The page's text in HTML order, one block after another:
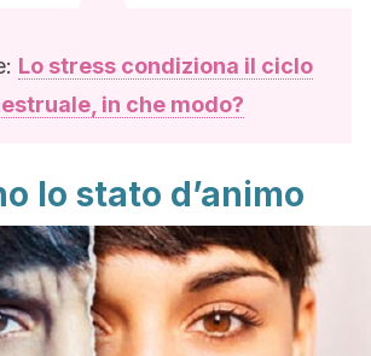
Lo stress condiziona il ciclo
in che modo?
lo stato d’animo